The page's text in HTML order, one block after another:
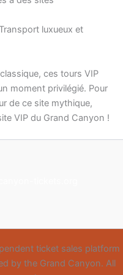
luxueux et
ces tours VIP
moment privilégié. Pour
de ce site mythique,
VIP du Grand Canyon !
ticket sales platform
by the Grand Canyon. All